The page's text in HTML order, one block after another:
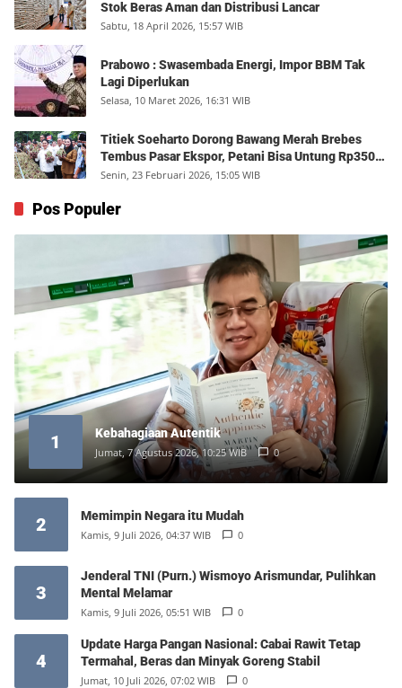
Stok Beras Aman dan Distribusi Lancar
Sabtu, 18 April 2026, 15:57 WIB
Prabowo : Swasembada Energi, Impor BBM Tak
Lagi Diperlukan
Selasa, 10 Maret 2026, 16:31 WIB
Titiek Soeharto Dorong Bawang Merah Brebes
Tembus Pasar Ekspor, Petani Bisa Untung Rp350
Juta per Hektare
Senin, 23 Februari 2026, 15:05 WIB
Pos Populer
1 Kebahagiaan Autentik
Jumat, 7 Agustus 2026, 10:25 WIB 0
2 Memimpin Negara itu Mudah
Kamis, 9 Juli 2026, 04:37 WIB 0
3
Jenderal TNI (Purn.) Wismoyo Arismundar, Pulihkan
Mental Melamar
Kamis, 9 Juli 2026, 05:51 WIB 0
4
Update Harga Pangan Nasional: Cabai Rawit Tetap
Termahal, Beras dan Minyak Goreng Stabil
Jumat, 10 Juli 2026, 07:02 WIB 0